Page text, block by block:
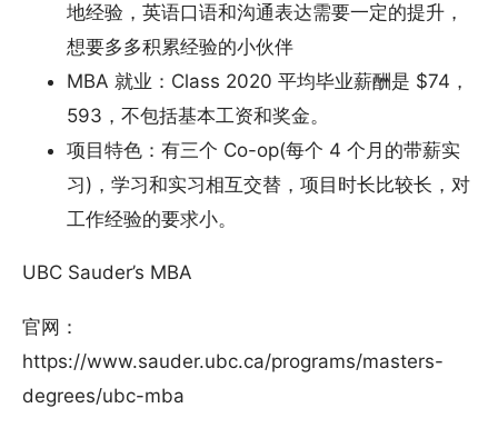
地经验，英语口语和沟通表达需要一定的提升，
想要多多积累经验的小伙伴
MBA 就业：Class 2020 平均毕业薪酬是 $74，
593，不包括基本工资和奖金。
项目特色：有三个 Co-op(每个 4 个月的带薪实
习)，学习和实习相互交替，项目时长比较长，对
工作经验的要求小。
UBC Sauder’s MBA
官网：
https://www.sauder.ubc.ca/programs/masters-
degrees/ubc-mba